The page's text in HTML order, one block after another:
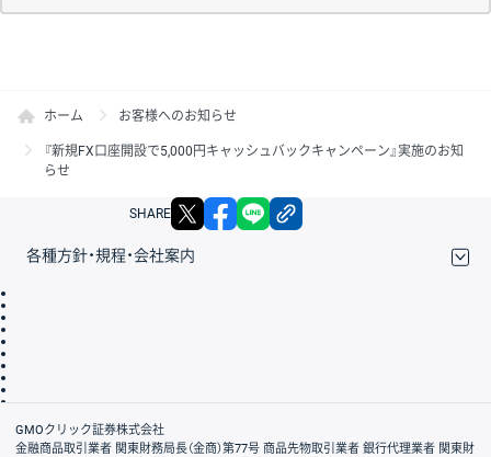
ホーム お客様へのお知らせ
『新規FX口座開設で5,000円キャッシュバックキャンペーン』実施のお知
らせ
SHARE X facebook
各種方針・規程・会社案内
会社案内
GMOクリック証券株式会社
金融商品取引業者 関東財務局長（金商）第77号 商品先物取引業者 銀行代理業者 関東財